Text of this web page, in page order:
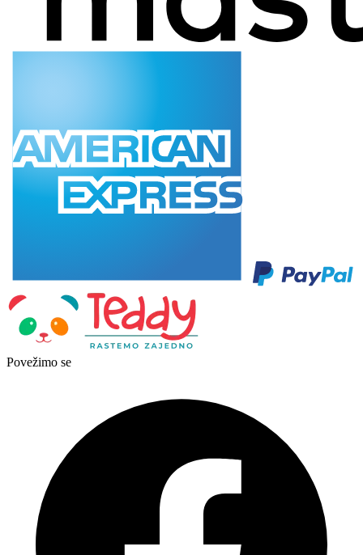
Povežimo se